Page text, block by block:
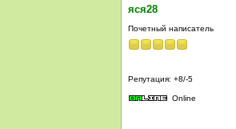
яся28
Почетный написатель
Репутация: +8/-5
Online